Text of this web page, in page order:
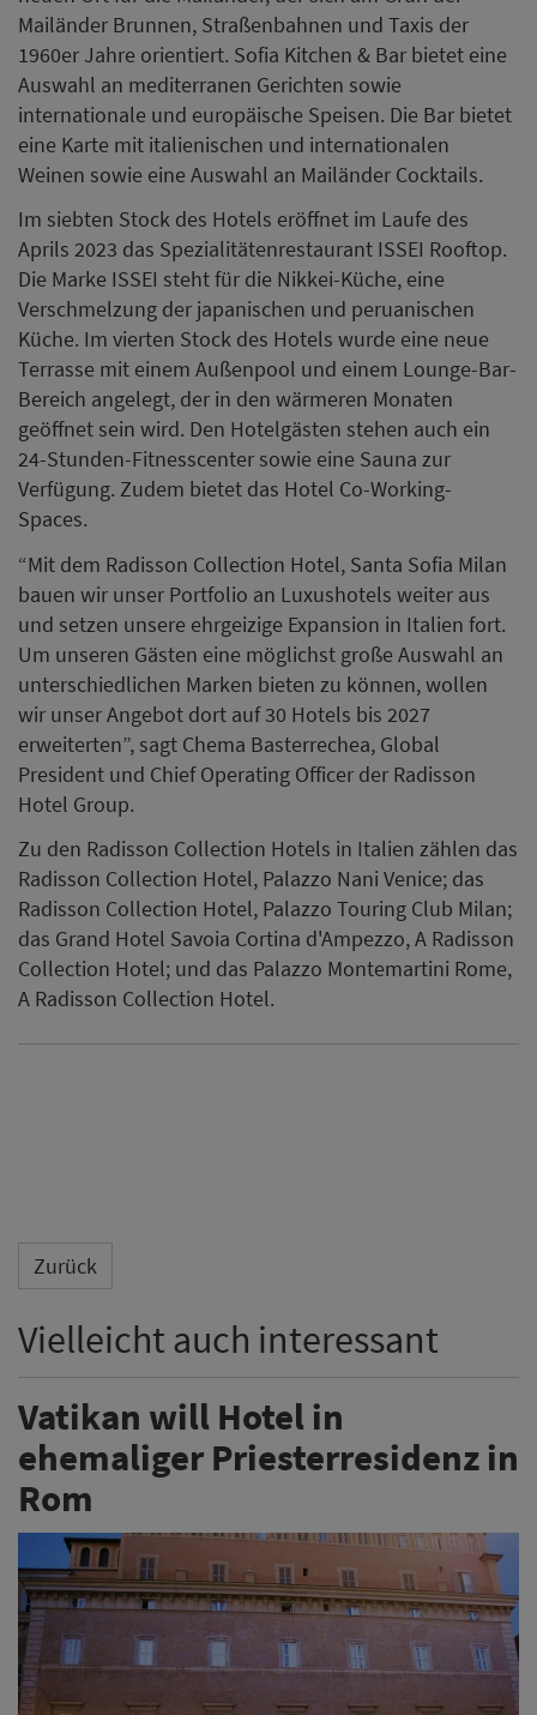
Mailänder Brunnen, Straßenbahnen und Taxis der
1960er Jahre orientiert. Sofia Kitchen & Bar bietet eine
Auswahl an mediterranen Gerichten sowie
internationale und europäische Speisen. Die Bar bietet
eine Karte mit italienischen und internationalen
Weinen sowie eine Auswahl an Mailänder Cocktails.
Im siebten Stock des Hotels eröffnet im Laufe des
Aprils 2023 das Spezialitätenrestaurant ISSEI Rooftop.
Die Marke ISSEI steht für die Nikkei-Küche, eine
Verschmelzung der japanischen und peruanischen
Küche. Im vierten Stock des Hotels wurde eine neue
Terrasse mit einem Außenpool und einem Lounge-Bar-
Bereich angelegt, der in den wärmeren Monaten
geöffnet sein wird. Den Hotelgästen stehen auch ein
24-Stunden-Fitnesscenter sowie eine Sauna zur
Verfügung. Zudem bietet das Hotel Co-Working-
Spaces.
“Mit dem Radisson Collection Hotel, Santa Sofia Milan
bauen wir unser Portfolio an Luxushotels weiter aus
und setzen unsere ehrgeizige Expansion in Italien fort.
Um unseren Gästen eine möglichst große Auswahl an
unterschiedlichen Marken bieten zu können, wollen
wir unser Angebot dort auf 30 Hotels bis 2027
erweiterten”, sagt Chema Basterrechea, Global
President und Chief Operating Officer der Radisson
Hotel Group.
Zu den Radisson Collection Hotels in Italien zählen das
Radisson Collection Hotel, Palazzo Nani Venice; das
Radisson Collection Hotel, Palazzo Touring Club Milan;
das Grand Hotel Savoia Cortina d'Ampezzo, A Radisson
Collection Hotel; und das Palazzo Montemartini Rome,
A Radisson Collection Hotel.
Zurück
Vielleicht auch interessant
Vatikan will Hotel in
ehemaliger Priesterresidenz in
Rom